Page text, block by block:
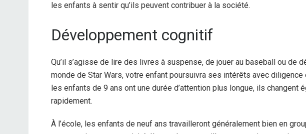
les enfants à sentir qu’ils peuvent contribuer à la société.
Développement cognitif
Qu’il s’agisse de lire des livres à suspense, de jouer au baseball ou de
monde de Star Wars, votre enfant poursuivra ses intérêts avec diligence
les enfants de 9 ans ont une durée d’attention plus longue, ils changent
rapidement.
À l’école, les enfants de neuf ans travailleront généralement bien en